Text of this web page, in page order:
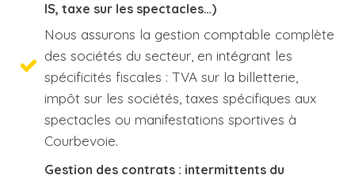
IS, taxe sur les spectacles…)
Nous assurons la gestion comptable complète
des sociétés du secteur, en intégrant les
spécificités fiscales : TVA sur la billetterie,
impôt sur les sociétés, taxes spécifiques aux
spectacles ou manifestations sportives à
Courbevoie.
Gestion des contrats : intermittents du